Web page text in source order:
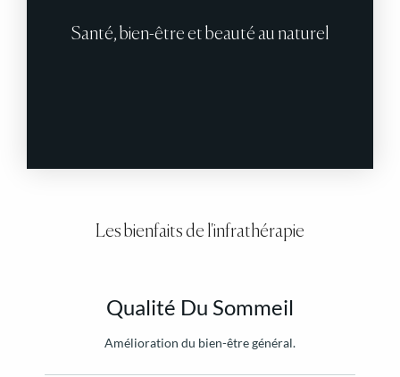
Santé, bien-être et beauté au naturel
Les bienfaits de l'infrathérapie
Qualité Du Sommeil
Amélioration du bien-être général.